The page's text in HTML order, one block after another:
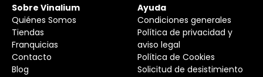
Sobre Vinalium
Quiénes Somos
Tiendas
Franquicias
Contacto
Blog
Ayuda
Condiciones generales
Política de privacidad y
aviso legal
Política de Cookies
Solicitud de desistimiento